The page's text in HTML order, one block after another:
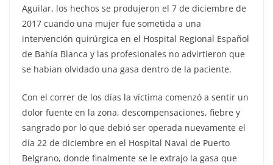
Aguilar, los hechos se produjeron el 7 de diciembre de
2017 cuando una mujer fue sometida a una
intervención quirúrgica en el Hospital Regional Español
de Bahía Blanca y las profesionales no advirtieron que
se habían olvidado una gasa dentro de la paciente.
Con el correr de los días la víctima comenzó a sentir un
dolor fuente en la zona, descompensaciones, fiebre y
sangrado por lo que debió ser operada nuevamente el
día 22 de diciembre en el Hospital Naval de Puerto
Belgrano, donde finalmente se le extrajo la gasa que